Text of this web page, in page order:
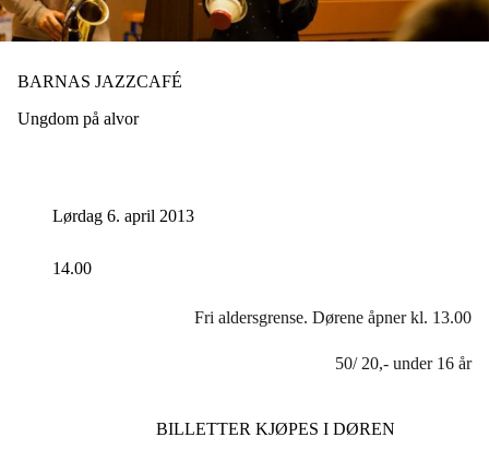
BARNAS JAZZCAFÉ
Ungdom på alvor
Lørdag 6. april 2013
14.00
Fri aldersgrense. Dørene åpner kl. 13.00
50/ 20,- under 16 år
BILLETTER KJØPES I DØREN